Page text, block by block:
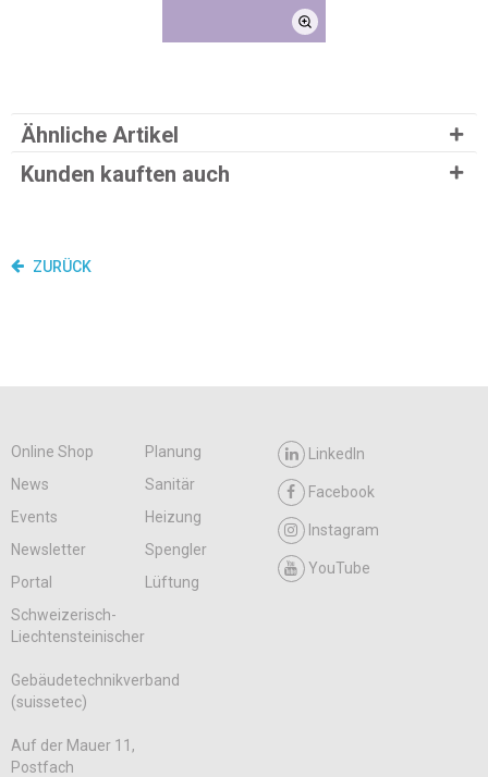
Ähnliche Artikel
Kunden kauften auch
ZURÜCK
Online Shop
Planung
News
Sanitär
Events
Heizung
Newsletter
Spengler
Portal
Lüftung
LinkedIn
Facebook
Instagram
YouTube
Schweizerisch-
Liechtensteinischer
Gebäudetechnikverband
(suissetec)
Auf der Mauer 11,
Postfach